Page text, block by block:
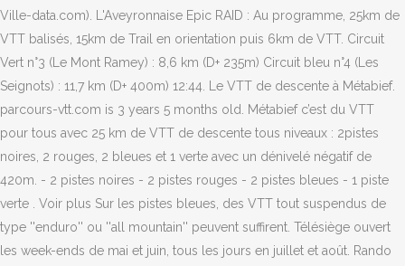
Ville-data.com). L'Aveyronnaise Epic RAID : Au programme, 25km de
VTT balisés, 15km de Trail en orientation puis 6km de VTT. Circuit
Vert n°3 (Le Mont Ramey) : 8,6 km (D+ 235m) Circuit bleu n°4 (Les
Seignots) : 11,7 km (D+ 400m) 12:44. Le VTT de descente à Métabief.
parcours-vtt.com is 3 years 5 months old. Métabief c’est du VTT
pour tous avec 25 km de VTT de descente tous niveaux : 2pistes
noires, 2 rouges, 2 bleues et 1 verte avec un dénivelé négatif de
420m. - 2 pistes noires - 2 pistes rouges - 2 pistes bleues - 1 piste
verte . Voir plus Sur les pistes bleues, des VTT tout suspendus de
type ''enduro'' ou ''all mountain'' peuvent suffirent. Télésiège ouvert
les week-ends de mai et juin, tous les jours en juillet et août. Rando